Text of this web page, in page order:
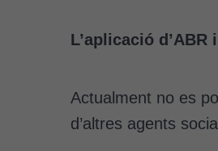
L’aplicació
Actualment no es
d’altres agents